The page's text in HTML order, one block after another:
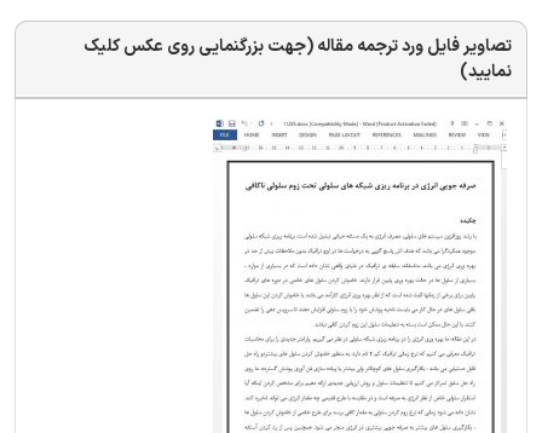
تصاویر فایل ورد ترجمه مقاله (جهت بزرگنمایی روی عکس کلیک
نمایید)